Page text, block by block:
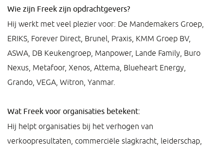
Wie zijn Freek zijn opdrachtgevers?
Hij werkt met veel plezier voor: De Mandemakers Groep,
ERIKS, Forever Direct, Brunel, Praxis, KMM Groep BV,
ASWA, DB Keukengroep, Manpower, Lande Family, Buro
Nexus, Metafoor, Xenos, Attema, Blueheart Energy,
Grando, VEGA, Witron, Yanmar.
Wat Freek voor organisaties betekent:
Hij helpt organisaties bij het verhogen van
verkoopresultaten, commerciële slagkracht, leiderschap,